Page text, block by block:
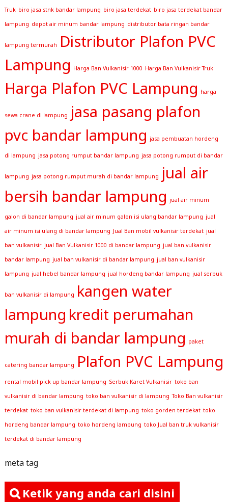
Truk biro jasa stnk bandar lampung biro jasa terdekat biro jasa terdekat bandar
lampung depot air minum bandar lampung distributor bata ringan bandar
lampung termurah
Distributor Plafon PVC
Lampung Harga Ban Vulkanisir 1000 Harga Ban Vulkanisir Truk
Harga Plafon PVC Lampung harga
sewa crane di lampung
jasa pasang plafon
pvc bandar lampung jasa pembuatan hordeng
di lampung jasa potong rumput bandar lampung jasa potong rumput di bandar
lampung jasa potong rumput murah di bandar lampung
jual air
bersih bandar lampung jual air minum
galon di bandar lampung jual air minum galon isi ulang bandar lampung jual
air minum isi ulang di bandar lampung Jual Ban mobil vulkanisir terdekat jual
ban vulkanisir jual Ban Vulkanisir 1000 di bandar lampung jual ban vulkanisir
bandar lampung jual ban vulkanisir di bandar lampung jual ban vulkanisir
lampung jual hebel bandar lampung jual hordeng bandar lampung jual serbuk
ban vulkanisir di lampung kangen water
lampung kredit perumahan
murah di bandar lampung paket
catering bandar lampung Plafon PVC Lampung
rental mobil pick up bandar lampung Serbuk Karet Vulkanisir toko ban
vulkanisir di bandar lampung toko ban vulkanisir di lampung Toko Ban vulkanisir
terdekat toko ban vulkanisir terdekat di lampung toko gorden terdekat toko
hordeng bandar lampung toko hordeng lampung toko Jual ban truk vulkanisir
terdekat di bandar lampung
meta tag
Ketik yang anda cari disini